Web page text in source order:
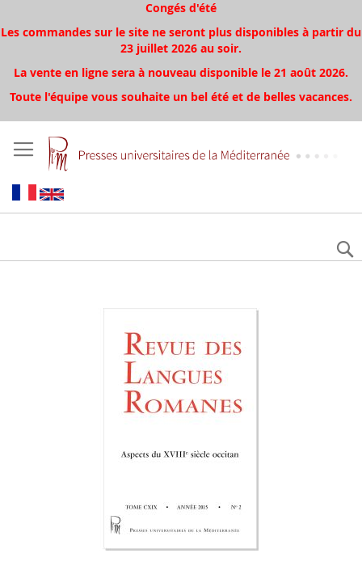
Congés d'été
Les commandes sur le site ne seront plus disponibles à partir du
23 juillet 2026 au soir.
La vente en ligne sera à nouveau disponible le 21 août 2026.
Toute l'équipe vous souhaite un bel été et de belles vacances.